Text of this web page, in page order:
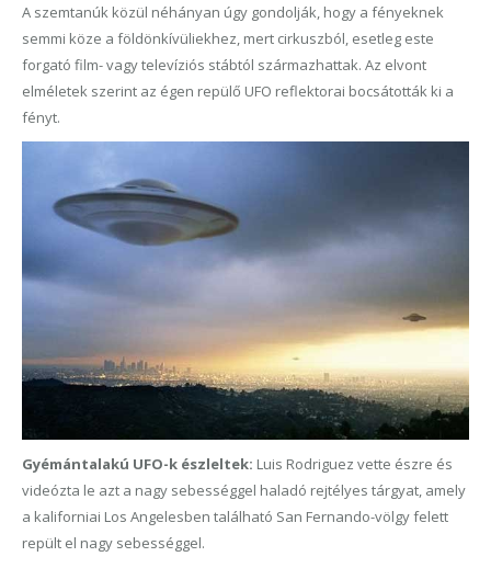
A szemtanúk közül néhányan úgy gondolják, hogy a fényeknek
semmi köze a földönkívüliekhez, mert cirkuszból, esetleg este
forgató film- vagy televíziós stábtól származhattak. Az elvont
elméletek szerint az égen repülő UFO reflektorai bocsátották ki a
fényt.
Gyémántalakú UFO-k észleltek: Luis Rodriguez vette észre és
videózta le azt a nagy sebességgel haladó rejtélyes tárgyat, amely
a kaliforniai Los Angelesben található San Fernando-völgy felett
repült el nagy sebességgel.